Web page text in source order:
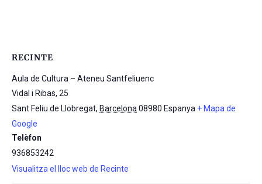
RECINTE
Aula de Cultura – Ateneu Santfeliuenc
Vidal i Ribas, 25
Sant Feliu de Llobregat, Barcelona 08980 Espanya + Mapa de
Google
Telèfon
936853242
Visualitza el lloc web de Recinte